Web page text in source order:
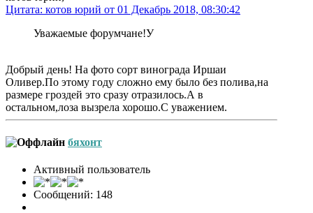
Цитата: котов юрий от 01 Декабрь 2018, 08:30:42
Уважаемые форумчане!У
Добрый день! На фото сорт винограда Иршаи
Оливер.По этому году сложно ему было без полива,на
размере гроздей это сразу отразилось.А в
остальном,лоза вызрела хорошо.С уважением.
бяхонт
Активный пользователь
Сообщений: 148